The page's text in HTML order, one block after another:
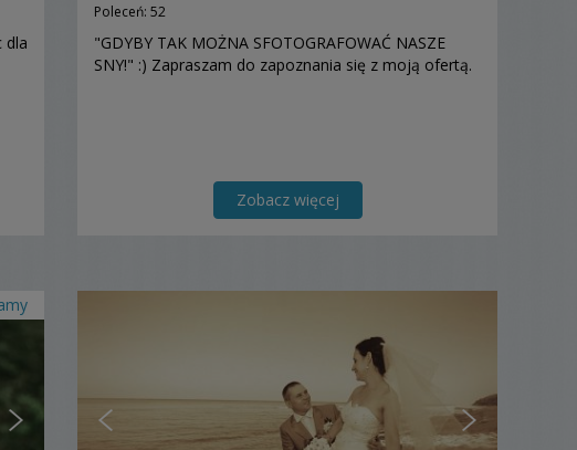
dla
Poleceń: 52
"GDYBY TAK MOŻNA SFOTOGRAFOWAĆ NASZE
SNY!" :) Zapraszam do zapoznania się z moją ofertą.
Zobacz więcej